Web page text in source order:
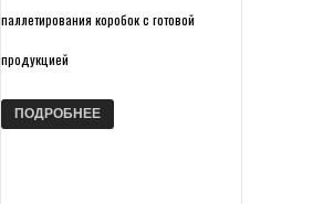
паллетирования коробок с готовой
продукцией
ПОДРОБНЕЕ